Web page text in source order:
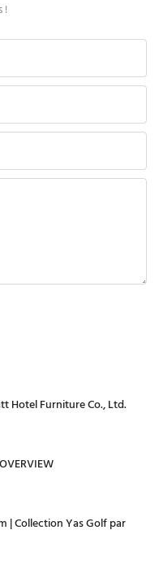
!
Hotel Furniture Co., Ltd.
| Collection Yas Golf par